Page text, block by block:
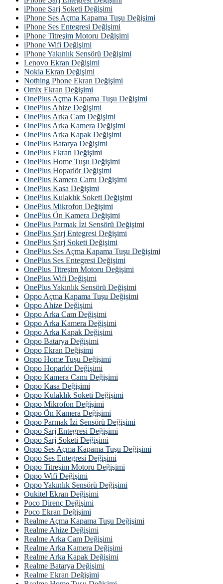
iPhone Şarj Soketi Değişimi
iPhone Ses Açma Kapama Tuşu Değişimi
iPhone Ses Entegresi Değişimi
iPhone Titreşim Motoru Değişimi
iPhone Wifi Değişimi
iPhone Yakınlık Sensörü Değişimi
Lenovo Ekran Değişimi
Nokia Ekran Değişimi
Nothing Phone Ekran Değişimi
Omix Ekran Değişimi
OnePlus Açma Kapama Tuşu Değişimi
OnePlus Ahize Değişimi
OnePlus Arka Cam Değişimi
OnePlus Arka Kamera Değişimi
OnePlus Arka Kapak Değişimi
OnePlus Batarya Değişimi
OnePlus Ekran Değişimi
OnePlus Home Tuşu Değişimi
OnePlus Hoparlör Değişimi
OnePlus Kamera Camı Değişimi
OnePlus Kasa Değişimi
OnePlus Kulaklık Soketi Değişimi
OnePlus Mikrofon Değişimi
OnePlus Ön Kamera Değişimi
OnePlus Parmak İzi Sensörü Değişimi
OnePlus Şarj Entegresi Değişimi
OnePlus Şarj Soketi Değişimi
OnePlus Ses Açma Kapama Tuşu Değişimi
OnePlus Ses Entegresi Değişimi
OnePlus Titreşim Motoru Değişimi
OnePlus Wifi Değişimi
OnePlus Yakınlık Sensörü Değişimi
Oppo Açma Kapama Tuşu Değişimi
Oppo Ahize Değişimi
Oppo Arka Cam Değişimi
Oppo Arka Kamera Değişimi
Oppo Arka Kapak Değişimi
Oppo Batarya Değişimi
Oppo Ekran Değişimi
Oppo Home Tuşu Değişimi
Oppo Hoparlör Değişimi
Oppo Kamera Camı Değişimi
Oppo Kasa Değişimi
Oppo Kulaklık Soketi Değişimi
Oppo Mikrofon Değişimi
Oppo Ön Kamera Değişimi
Oppo Parmak İzi Sensörü Değişimi
Oppo Şarj Entegresi Değişimi
Oppo Şarj Soketi Değişimi
Oppo Ses Açma Kapama Tuşu Değişimi
Oppo Ses Entegresi Değişimi
Oppo Titreşim Motoru Değişimi
Oppo Wifi Değişimi
Oppo Yakınlık Sensörü Değişimi
Oukitel Ekran Değişimi
Poco Direnç Değişimi
Poco Ekran Değişimi
Realme Açma Kapama Tuşu Değişimi
Realme Ahize Değişimi
Realme Arka Cam Değişimi
Realme Arka Kamera Değişimi
Realme Arka Kapak Değişimi
Realme Batarya Değişimi
Realme Ekran Değişimi